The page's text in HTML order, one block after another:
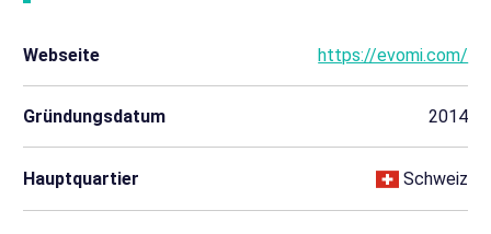
Webseite https://evomi.com/
Gründungsdatum 2014
Hauptquartier Schweiz